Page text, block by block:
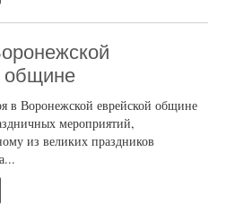
общине
в Воронежской еврейской общине
мероприятий,
из великих праздников